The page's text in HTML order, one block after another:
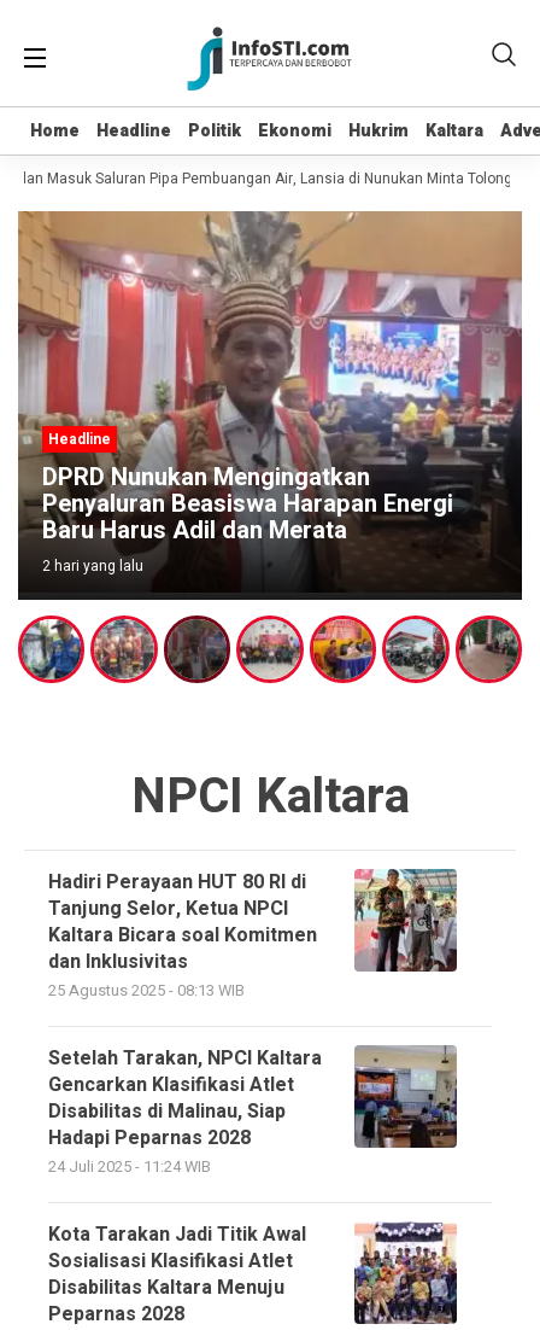
Home Headline Politik Ekonomi Hukrim Kaltara
Home Headline Politik Ekonomi Hukrim Kaltara
Masuk Saluran Pipa Pembuangan Air, Lansia di Nunukan Minta Tolong
Headline
DPRD Nunukan Mengingatkan
Penyaluran Beasiswa Harapan Energi
Baru Harus Adil dan Merata
2 hari yang lalu
NPCI Kaltara
Hadiri Perayaan HUT 80 RI di
Tanjung Selor, Ketua NPCI
Kaltara Bicara soal Komitmen
dan Inklusivitas
25 Agustus 2025 - 08:13 WIB
Setelah Tarakan, NPCI Kaltara
Gencarkan Klasifikasi Atlet
Disabilitas di Malinau, Siap
Hadapi Peparnas 2028
24 Juli 2025 - 11:24 WIB
Kota Tarakan Jadi Titik Awal
Sosialisasi Klasifikasi Atlet
Disabilitas Kaltara Menuju
Peparnas 2028